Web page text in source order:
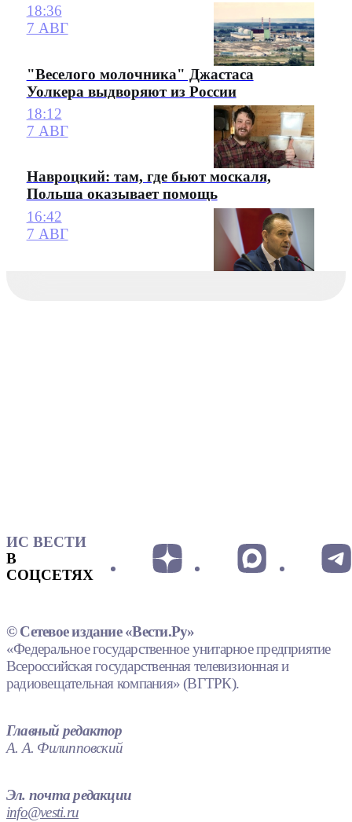
18:36
7 АВГ
"Веселого молочника" Джастаса
Уолкера выдворяют из России
18:12
7 АВГ
Навроцкий: там, где бьют москаля,
Польша оказывает помощь
16:42
7 АВГ
ИС ВЕСТИ
В
СОЦСЕТЯХ
© Сетевое издание «Вести.Ру»
«Федеральное государственное унитарное предприятие
Всероссийская государственная телевизионная и
радиовещательная компания» (ВГТРК).
Главный редактор
А. А. Филипповский
Эл. почта редакции
info@vesti.ru